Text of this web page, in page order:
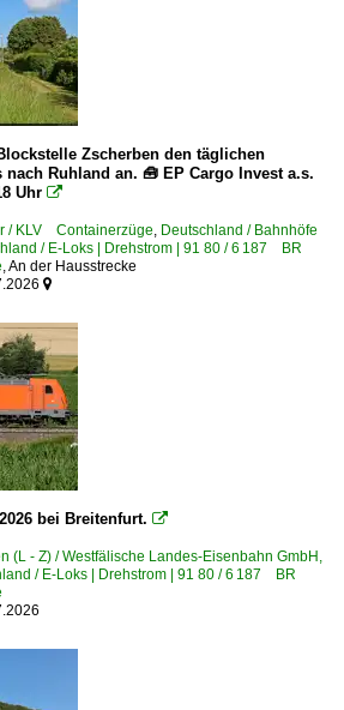
Schienentransporte
Züge
Rbf, Ubf)
Güterbahnhof Karlsruhe
L | Flachwagen mit Einzelradsätzen in
Aschaffenburg
80
H3·
Zscherben den täglichen
Ruhland an. 🧰 EP Cargo Invest a.s.
Uhr 
/ KLV Containerzüge, Deutschland / Bahnhöfe
/ E-Loks | Drehstrom | 91 80 / 6 187 BR
,An der Hausstrecke

bei Breitenfurt. 
(L - Z) / Westfälische Landes-Eisenbahn GmbH,
/ E-Loks | Drehstrom | 91 80 / 6 187 BR